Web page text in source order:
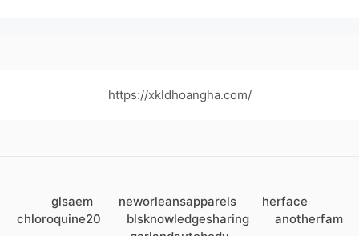
https://xkldhoangha.com/
glsaem neworleansapparels
herface
chloroquine20
blsknowledgesharing
anotherfam